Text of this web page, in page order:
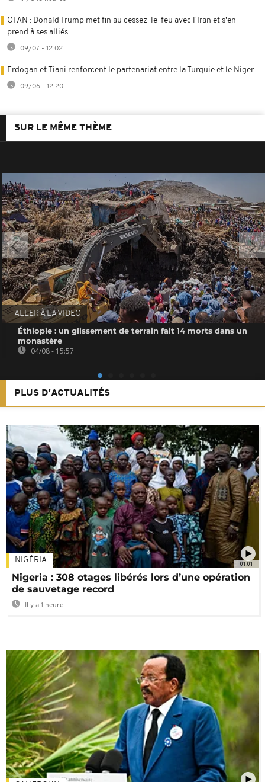
OTAN : Donald Trump met fin au cessez-le-feu avec l'Iran et s'en
prend à ses alliés
09/07 - 12:02
Erdogan et Tiani renforcent le partenariat entre la Turquie et le Niger
09/06 - 12:20
SUR LE MÊME THÈME
ALLER À LA VIDEO
Éthiopie : un glissement de terrain fait 14 morts dans un
monastère
04/08 - 15:57
PLUS D'ACTUALITÉS
01:01
NIGÉRIA
Nigeria : 308 otages libérés lors d’une opération
de sauvetage record
Il y a 1 heure